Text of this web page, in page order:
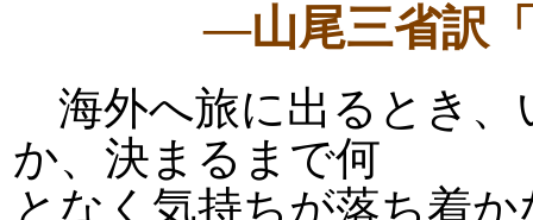
―山尾三省訳
海外へ旅に出るとき、
か、決まるまで何
となく気持ちが落ち着